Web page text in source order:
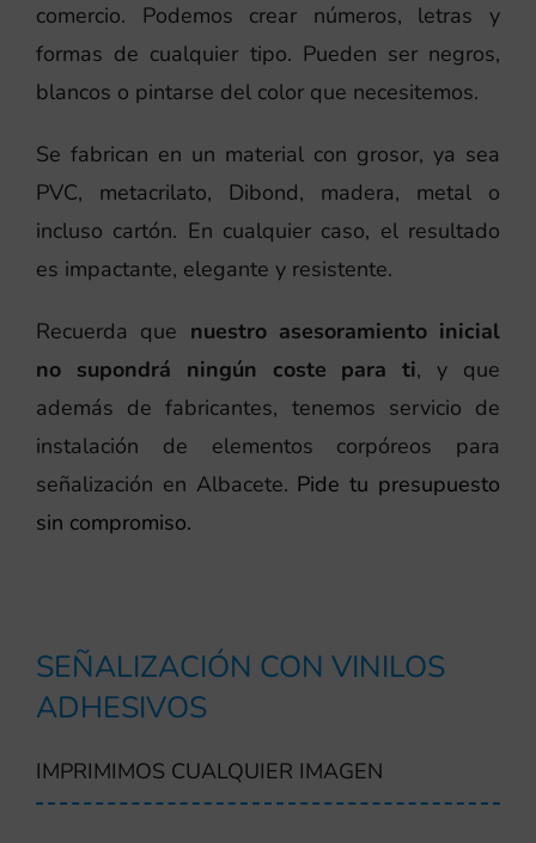
comercio. Podemos crear números, letras y
formas de cualquier tipo. Pueden ser negros,
blancos o pintarse del color que necesitemos.
Se fabrican en un material con grosor, ya sea
PVC, metacrilato, Dibond, madera, metal o
incluso cartón. En cualquier caso, el resultado
es impactante, elegante y resistente.
Recuerda que nuestro asesoramiento inicial
no supondrá ningún coste para ti, y que
además de fabricantes, tenemos servicio de
instalación de elementos corpóreos para
señalización en Albacete. Pide tu presupuesto
sin compromiso.
SEÑALIZACIÓN CON VINILOS
ADHESIVOS
IMPRIMIMOS CUALQUIER IMAGEN